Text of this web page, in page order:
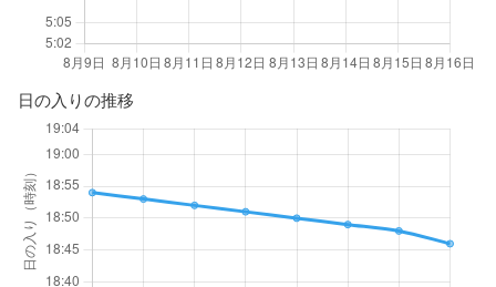
日の入りの推移